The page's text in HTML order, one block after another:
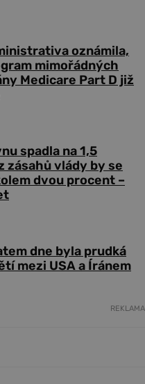
oznámila,
mimořádných
Medicare Part D již
spadla na 1,5
zásahů vlády by se
dvou procent –
dne byla prudká
mezi USA a Íránem
REKLAMA